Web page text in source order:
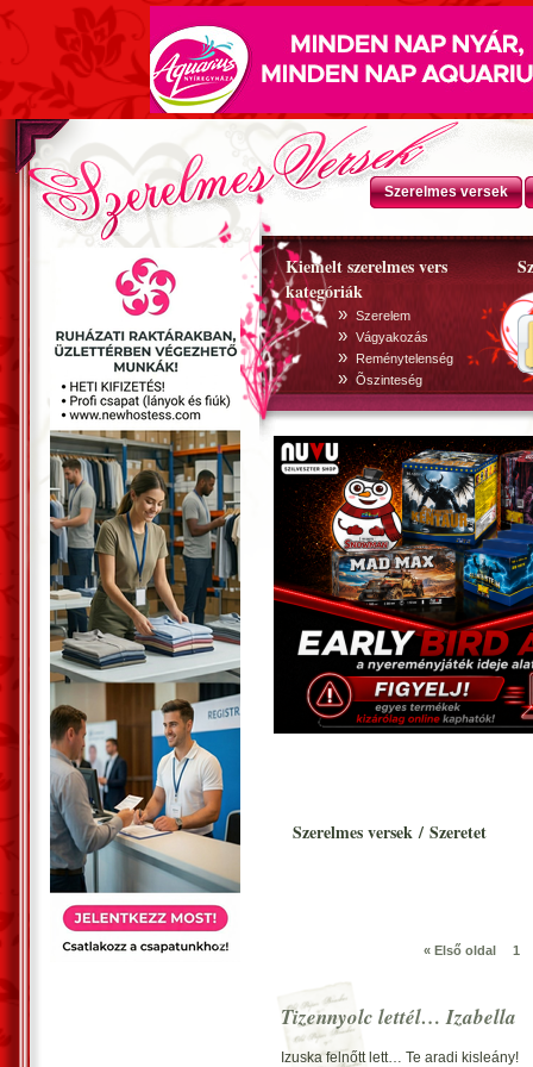
Szerelmes versek
Kiemelt szerelmes vers
kategóriák
» Szerelem
» Vágyakozás
» Reménytelenség
» Õszinteség
Szerelmes versek / Szeretet
« Első oldal 1
Tizennyolc lettél… Izabella
Izuska felnőtt lett… Te aradi kisleány!